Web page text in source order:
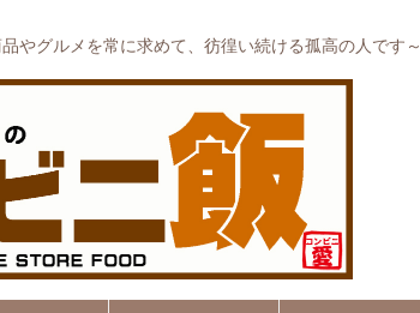
やグルメを常に求めて、彷徨い続ける孤高の人です～